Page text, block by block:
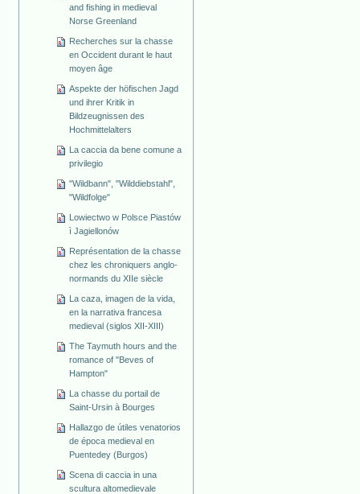
and fishing in medieval
Norse Greenland
Recherches sur la chasse
en Occident durant le haut
moyen âge
Aspekte der höfischen Jagd
und ihrer Kritik in
Bildzeugnissen des
Hochmittelalters
La caccia da bene comune a
privilegio
"Wildbann", "Wilddiebstahl",
"Wildfolge"
Lowiectwo w Polsce Piastów
ì Jagiellonów
Représentation de la chasse
chez les chroniquers anglo-
normands du XIIe siècle
La caza, imagen de la vida,
en la narrativa francesa
medieval (siglos XII-XIII)
The Taymuth hours and the
romance of "Beves of
Hampton"
La chasse du portail de
Saint-Ursin à Bourges
Hallazgo de útiles venatorios
de época medieval en
Puentedey (Burgos)
Scena di caccia in una
scultura altomedievale